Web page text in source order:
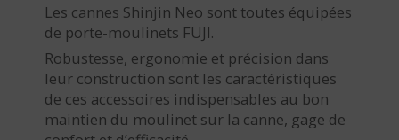
Les cannes Shinjin Neo sont toutes équipées
de porte-moulinets FUJI.
Robustesse, ergonomie et précision dans
leur construction sont les caractéristiques
de ces accessoires indispensables au bon
maintien du moulinet sur la canne, gage de